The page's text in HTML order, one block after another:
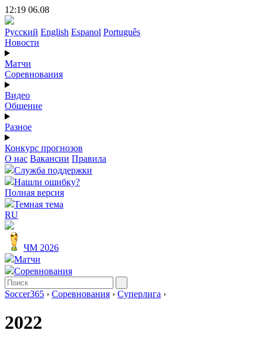
12:19 06.08
Русский English Espanol Português
Новости
Матчи
Соревнования
Видео
Общение
Разное
Конкурс прогнозов
О нас Вакансии Правила
Служба поддержки
Нашли ошибку?
Полная версия
Темная тема
RU
ЧМ 2026
Матчи
Соревнования
Soccer365 › Соревнования › Суперлига ›
2022